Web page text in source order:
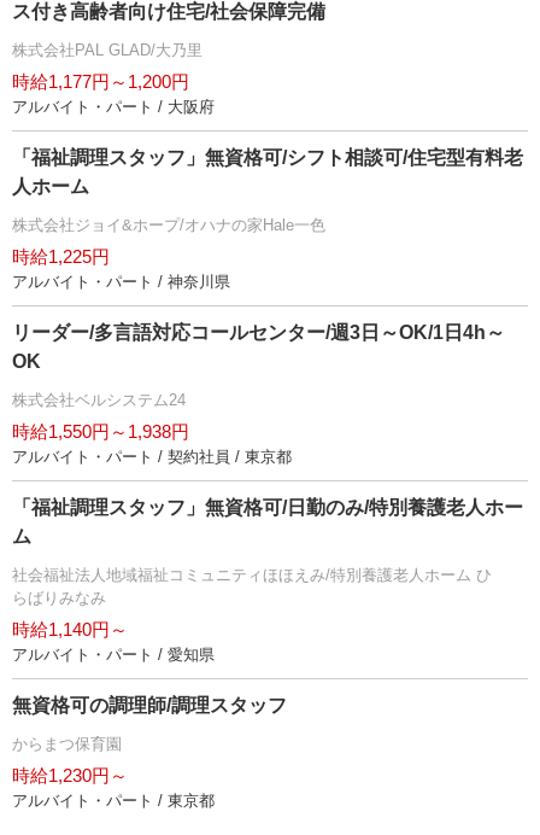
ス付き高齢者向け住宅/社会保障完備
株式会社PAL GLAD/大乃里
時給1,177円～1,200円
アルバイト・パート / 大阪府
「福祉調理スタッフ」無資格可/シフト相談可/住宅型有料老
人ホーム
株式会社ジョイ&ホープ/オハナの家Hale一色
時給1,225円
アルバイト・パート / 神奈川県
リーダー/多言語対応コールセンター/週3日～OK/1日4h～
OK
株式会社ベルシステム24
時給1,550円～1,938円
アルバイト・パート / 契約社員 / 東京都
「福祉調理スタッフ」無資格可/日勤のみ/特別養護老人ホー
ム
社会福祉法人地域福祉コミュニティほほえみ/特別養護老人ホーム ひ
らばりみなみ
時給1,140円～
アルバイト・パート / 愛知県
無資格可の調理師/調理スタッフ
からまつ保育園
時給1,230円～
アルバイト・パート / 東京都